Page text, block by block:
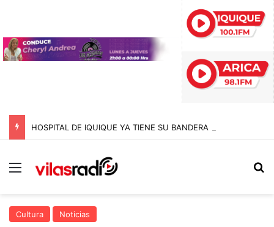
Menú
Cultura Noticias